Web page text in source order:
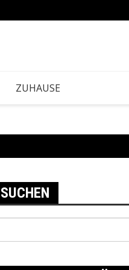
ZUHAUSE
SUCHEN